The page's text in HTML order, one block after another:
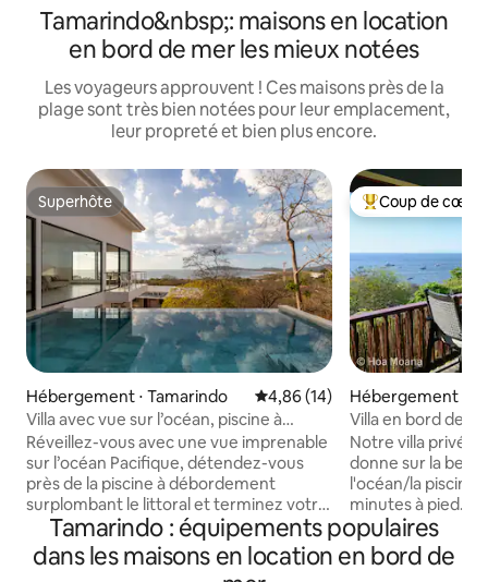
Tamarindo&nbsp;: maisons en location
en bord de mer les mieux notées
Les voyageurs approuvent ! Ces maisons près de la
plage sont très bien notées pour leur emplacement,
leur propreté et bien plus encore.
Superhôte
Superhôte
Hébergement ⋅ Tamarindo Évaluation moyenne sur la
4,86 (14)
Villa avec vue sur l’océan, piscine à
débordement et accès à pied à la plage
de Tamarindo
Réveillez-vous avec une vue imprenable
sur l’océan Pacifique, détendez-vous
près de la piscine à débordement
surplombant le littoral et terminez votre
journée en admirant des couchers de
soleil spectaculaires depuis les terrasses.
Le logement est niché dans un quartier
Coups de cœur
Coup de cœur
Hébergement ⋅
Villa en bord de
plage et de la
Notre villa privée
donne sur la belle
l'océan/la piscine
minutes à pied.
pendant de
année et est
améliorée par
Tamarindo : équipements populaires
dans les maisons en location en bord de